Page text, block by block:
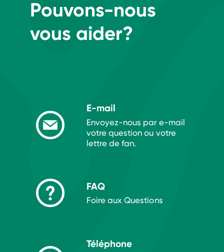
Pouvons-nous
vous aider?
E-mail
Envoyez-nous par e-mail
votre question ou votre
lettre de fan.
FAQ
Foire aux Questions
Téléphone